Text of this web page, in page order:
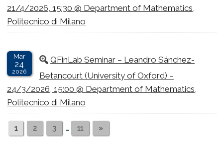
21/4/2026, 15:30 @ Department of Mathematics,
Politecnico di Milano
Mar
24
2026
QFinLab Seminar – Leandro Sánchez-
Betancourt (University of Oxford) –
24/3/2026, 15:00 @ Department of Mathematics,
Politecnico di Milano
1 2 3 … 11 »